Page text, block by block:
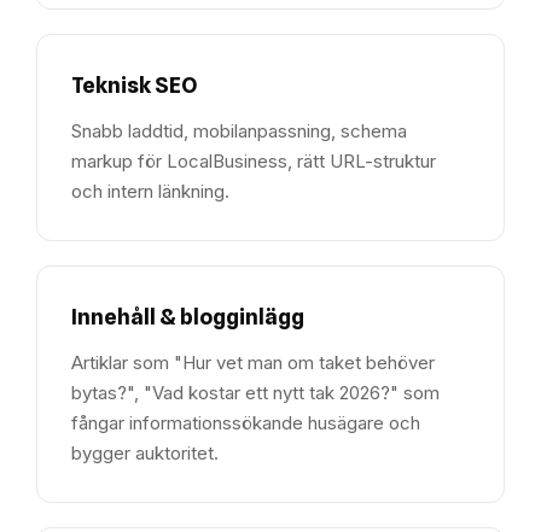
Teknisk SEO
Snabb laddtid, mobilanpassning, schema
markup för LocalBusiness, rätt URL-struktur
och intern länkning.
Innehåll & blogginlägg
Artiklar som "Hur vet man om taket behöver
bytas?", "Vad kostar ett nytt tak 2026?" som
fångar informationssökande husägare och
bygger auktoritet.